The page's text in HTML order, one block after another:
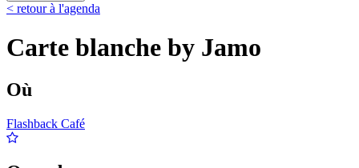
< retour à l'agenda
Carte blanche by Jamo
Où
Flashback Café